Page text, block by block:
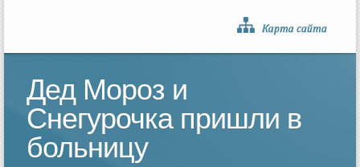
Дед Мороз и
Снегурочка пришли в
больницу